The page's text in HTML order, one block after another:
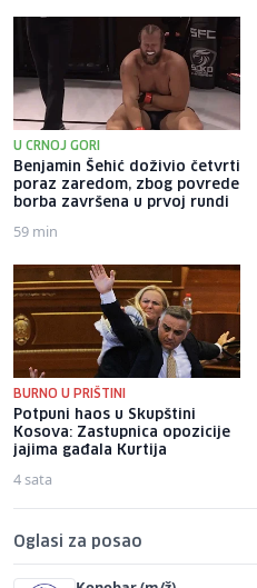
U CRNOJ GORI
Benjamin Šehić doživio četvrti
poraz zaredom, zbog povrede
borba završena u prvoj rundi
59 min
BURNO U PRIŠTINI
Potpuni haos u Skupštini
Kosova: Zastupnica opozicije
jajima gađala Kurtija
4 sata
Oglasi za posao